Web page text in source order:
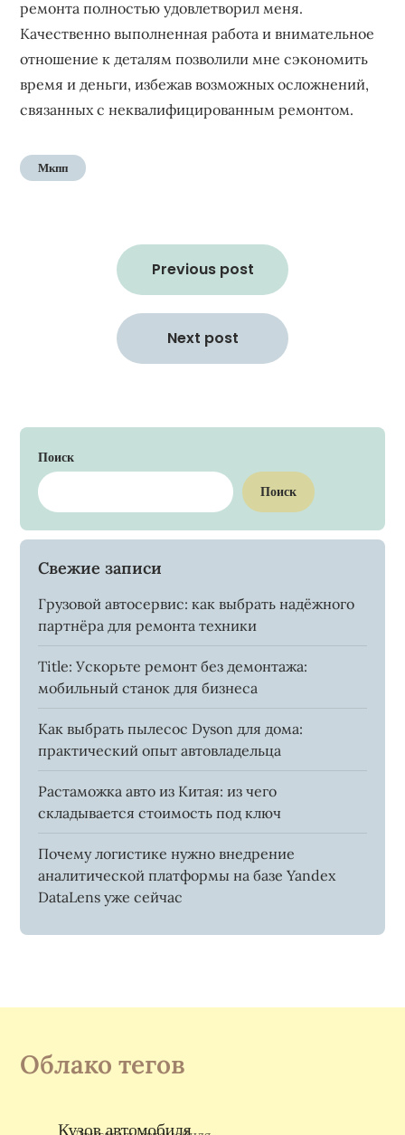
ремонта полностью удовлетворил меня.
Качественно выполненная работа и внимательное
отношение к деталям позволили мне сэкономить
время и деньги, избежав возможных осложнений,
связанных с неквалифицированным ремонтом.
Мкпп
Previous post
Next post
Поиск
Поиск
Свежие записи
Грузовой автосервис: как выбрать надёжного
партнёра для ремонта техники
Title: Ускорьте ремонт без демонтажа:
мобильный станок для бизнеса
Как выбрать пылесос Dyson для дома:
практический опыт автовладельца
Растаможка авто из Китая: из чего
складывается стоимость под ключ
Почему логистике нужно внедрение
аналитической платформы на базе Yandex
DataLens уже сейчас
Облако тегов